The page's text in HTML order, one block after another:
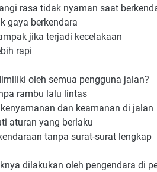
rasa tidak nyaman saat
gaya berkendara
jika terjadi kecelakaan
rapi
oleh semua pengguna jalan?
rambu lalu lintas
dan keamanan di jalan
aturan yang berlaku
tanpa surat-surat lengkap
dilakukan oleh pengendara di